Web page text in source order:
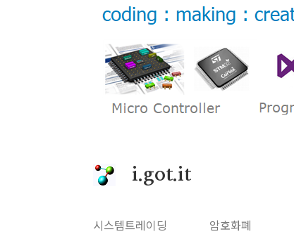
i.got.it
시스템트레이딩 암호화폐